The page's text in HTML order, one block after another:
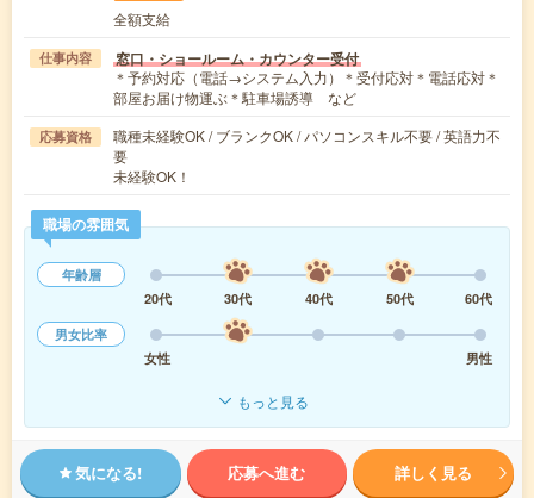
全額支給
仕事内容 窓口・ショールーム・カウンター受付
＊予約対応（電話→システム入力）＊受付応対＊電話応対＊
部屋お届け物運ぶ＊駐車場誘導 など
応募資格
職種未経験OK / ブランクOK / パソコンスキル不要 / 英語力不
要
未経験OK！
職場の雰囲気
年齢層
20代
30代 40代 50代
60代
男女比率
女性
男性
もっと見る
気になる! 応募へ進む 詳しく見る